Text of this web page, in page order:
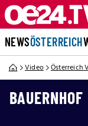
NEWSÖSTERREICH
Video Österreich